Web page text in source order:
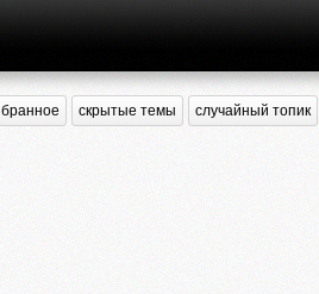
скрытые темы случайный топик